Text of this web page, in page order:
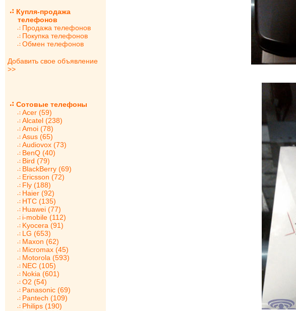
Купля-продажа
телефонов
Продажа телефонов
Покупка телефонов
Обмен телефонов
Добавить свое объявление
>>
Сотовые телефоны
Acer (59)
Alcatel (238)
Amoi (78)
Asus (65)
Audiovox (73)
BenQ (40)
Bird (79)
BlackBerry (69)
Ericsson (72)
Fly (188)
Haier (92)
HTC (135)
Huawei (77)
i-mobile (112)
Kyocera (91)
LG (653)
Maxon (62)
Micromax (45)
Motorola (593)
NEC (105)
Nokia (601)
O2 (54)
Panasonic (69)
Pantech (109)
Philips (190)